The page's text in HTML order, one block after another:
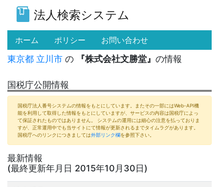
法人検索システム
ホーム (current)
ポリシー お問い合わせ
東京都 立川市 の 『株式会社文勝堂』 の情報
国税庁公開情報
国税庁法人番号システムの情報をもとにしています。またその一部にはWeb-API機
能を利用して取得した情報をもとにしていますが、サービスの内容は国税庁によっ
て保証されたものではありません。 システムの運用には細心の注意を払っておりま
すが、正常運用中でも当サイトにて情報が更新されるまでタイムラグがあります。
国税庁へのリンクにつきましては外部リンク欄を参照下さい。
最新情報
(最終更新年月日 2015年10月30日)